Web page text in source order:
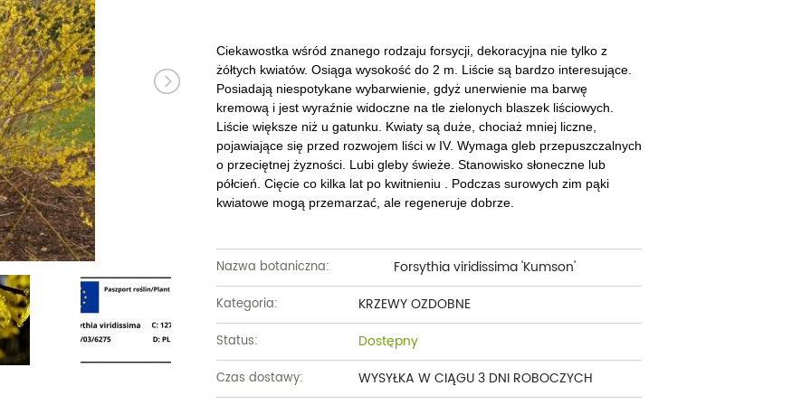
Truskawki i poziomki
Winogrona
Żurawiny
Pozostałe
Dęby
Glediczje
Głogi
Graby
Jabłonie ozdobne
Jarzębiny i jarząby
Kasztanowce
Wierzby
Wiśnie ozdobne
Złotokapy
Pozostałe
Forsycje
Hibiskusy
Hortensje
Jaśminowce
Kalmie
Krzewuszki
Pięciorniki
Piwonie
Pnącza
Powojniki - Clematisy
Różaneczniki
Wisterie
Żarnowce
Pozostałe
Ciekawostka wśród znanego rodzaju forsycji, dekoracyjna nie tylko z
żółtych kwiatów. Osiąga wysokość do 2 m. Liście są bardzo interesujące.
Posiadają niespotykane wybarwienie, gdyż unerwienie ma barwę
kremową i jest wyraźnie widoczne na tle zielonych blaszek liściowych.
Liście większe niż u gatunku. Kwiaty są duże, chociaż mniej liczne,
pojawiające się przed rozwojem liści w IV. Wymaga gleb przepuszczalnych
o przeciętnej żyzności. Lubi gleby świeże. Stanowisko słoneczne lub
półcień. Cięcie co kilka lat po kwitnieniu . Podczas surowych zim pąki
kwiatowe mogą przemarzać, ale regeneruje dobrze.
Nazwa botaniczna: Forsythia viridissima 'Kumson'
Kategoria: KRZEWY OZDOBNE
Status: Dostępny
Czas dostawy: WYSYŁKA W CIĄGU 3 DNI ROBOCZYCH